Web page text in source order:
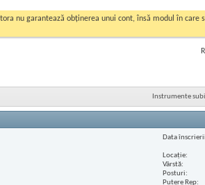
nu garantează obținerea unui cont, însă modul în care
Instrumente
Data înscrierii
Locaţie
Vârstă
Posturi
Putere Rep